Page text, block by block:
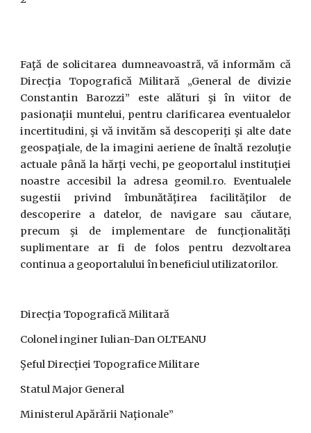
Faţă de solicitarea dumneavoastră, vă informăm că
Direcţia Topografică Militară „General de divizie
Constantin Barozzi” este alături şi în viitor de
pasionaţii muntelui, pentru clarificarea eventualelor
incertitudini, şi vă invităm să descoperiţi şi alte date
geospaţiale, de la imagini aeriene de înaltă rezoluţie
actuale până la hărţi vechi, pe geoportalul instituţiei
noastre accesibil la adresa geomil.ro. Eventualele
sugestii privind îmbunătăţirea facilităţilor de
descoperire a datelor, de navigare sau căutare,
precum şi de implementare de funcţionalităţi
suplimentare ar fi de folos pentru dezvoltarea
continua a geoportalului în beneficiul utilizatorilor.
Direcţia Topografică Militară
Colonel inginer Iulian-Dan OLTEANU
Şeful Direcţiei Topografice Militare
Statul Major General
Ministerul Apărării Naţionale”